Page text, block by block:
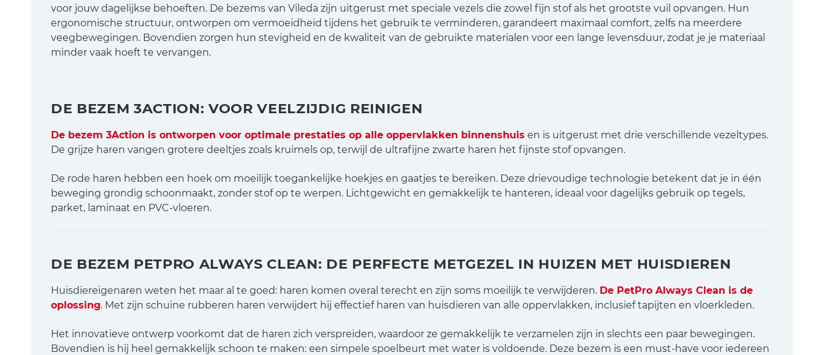
voor jouw dagelijkse behoeften. De bezems van Vileda zijn uitgerust met speciale vezels die zowel fijn stof als het grootste vuil opvangen. Hun
ergonomische structuur, ontworpen om vermoeidheid tijdens het gebruik te verminderen, garandeert maximaal comfort, zelfs na meerdere
veegbewegingen. Bovendien zorgen hun stevigheid en de kwaliteit van de gebruikte materialen voor een lange levensduur, zodat je je materiaal
minder vaak hoeft te vervangen.
DE BEZEM 3ACTION: VOOR VEELZIJDIG REINIGEN
De bezem 3Action is ontworpen voor optimale prestaties op alle oppervlakken binnenshuis en is uitgerust met drie verschillende vezeltypes.
De grijze haren vangen grotere deeltjes zoals kruimels op, terwijl de ultrafijne zwarte haren het fijnste stof opvangen.
De rode haren hebben een hoek om moeilijk toegankelijke hoekjes en gaatjes te bereiken. Deze drievoudige technologie betekent dat je in één
beweging grondig schoonmaakt, zonder stof op te werpen. Lichtgewicht en gemakkelijk te hanteren, ideaal voor dagelijks gebruik op tegels,
parket, laminaat en PVC-vloeren.
DE BEZEM PETPRO ALWAYS CLEAN: DE PERFECTE METGEZEL IN HUIZEN MET HUISDIEREN
Huisdiereigenaren weten het maar al te goed: haren komen overal terecht en zijn soms moeilijk te verwijderen. De PetPro Always Clean is de
oplossing. Met zijn schuine rubberen haren verwijdert hij effectief haren van huisdieren van alle oppervlakken, inclusief tapijten en vloerkleden.
Het innovatieve ontwerp voorkomt dat de haren zich verspreiden, waardoor ze gemakkelijk te verzamelen zijn in slechts een paar bewegingen.
Bovendien is hij heel gemakkelijk schoon te maken: een simpele spoelbeurt met water is voldoende. Deze bezem is een must-have voor iedereen